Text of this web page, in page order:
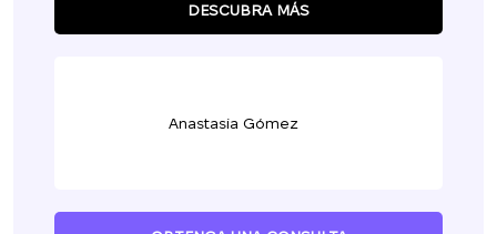
DESCUBRA MÁS
Anastasia Gómez